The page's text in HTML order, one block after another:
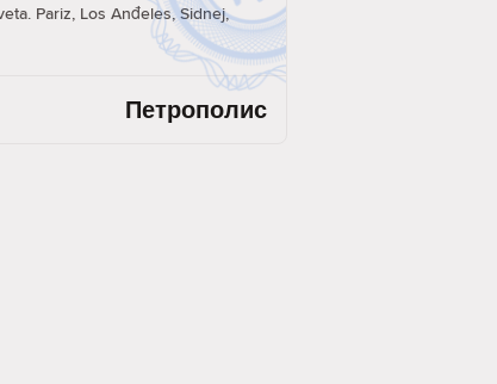
Pariz, Los Anđeles, Sidnej,
Петрополис